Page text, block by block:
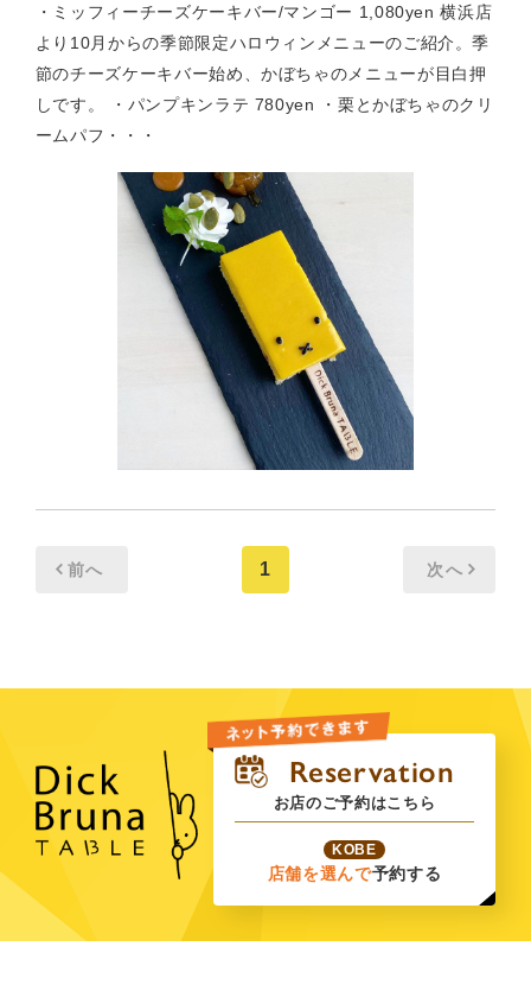
・ミッフィーチーズケーキバー/マンゴー 1,080yen 横浜店
より10月からの季節限定ハロウィンメニューのご紹介。季
節のチーズケーキバー始め、かぼちゃのメニューが目白押
しです。 ・パンプキンラテ 780yen ・栗とかぼちゃのクリ
ームパフ・・・
前へ 1 次へ
お店のご予約はこちら
KOBE
店舗を選んで予約する